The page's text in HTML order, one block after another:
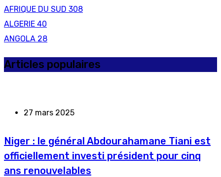
AFRIQUE DU SUD 308
ALGERIE 40
ANGOLA 28
Articles populaires
27 mars 2025
Niger : le général Abdourahamane Tiani est
officiellement investi président pour cinq
ans renouvelables